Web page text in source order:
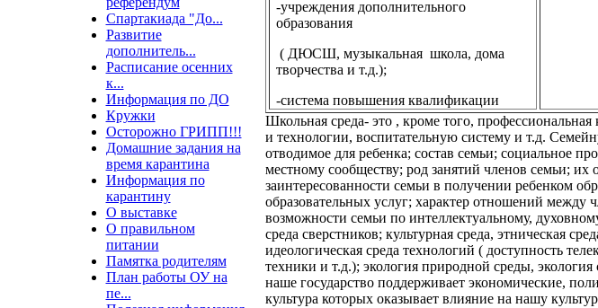
Спартакиада "До...
Развитие
дополнитель...
Расписание осенних
к...
Информация по ДО
Кружки
Осторожно ГРИПП!!!
Домашние задания на
время карантина
Информация по
карантину
О выставке
О правильном
питании
Памятка родителям
План работы ОУ на
пе...
-учреждения дополнительного
образования
( ДЮСШ, музыкальная школа, дома
творчества и т.д.);
-система повышения квалификации
Школьная среда- это , кроме того,
и технологии, воспитательную систему и т.д.
отводимое для ребенка; состав семьи; социальное
местному сообществу; род занятий членов семьи; их
заинтересованности семьи в получении ребенком
образовательных услуг; характер отношений между
возможности семьи по интеллектуальному,
среда сверстников; культурная среда, этническая
идеологическая среда технологий ( доступность
техники и т.д.); экология природной среды,
наше государство поддерживает экономические,
культура которых оказывает влияние на нашу